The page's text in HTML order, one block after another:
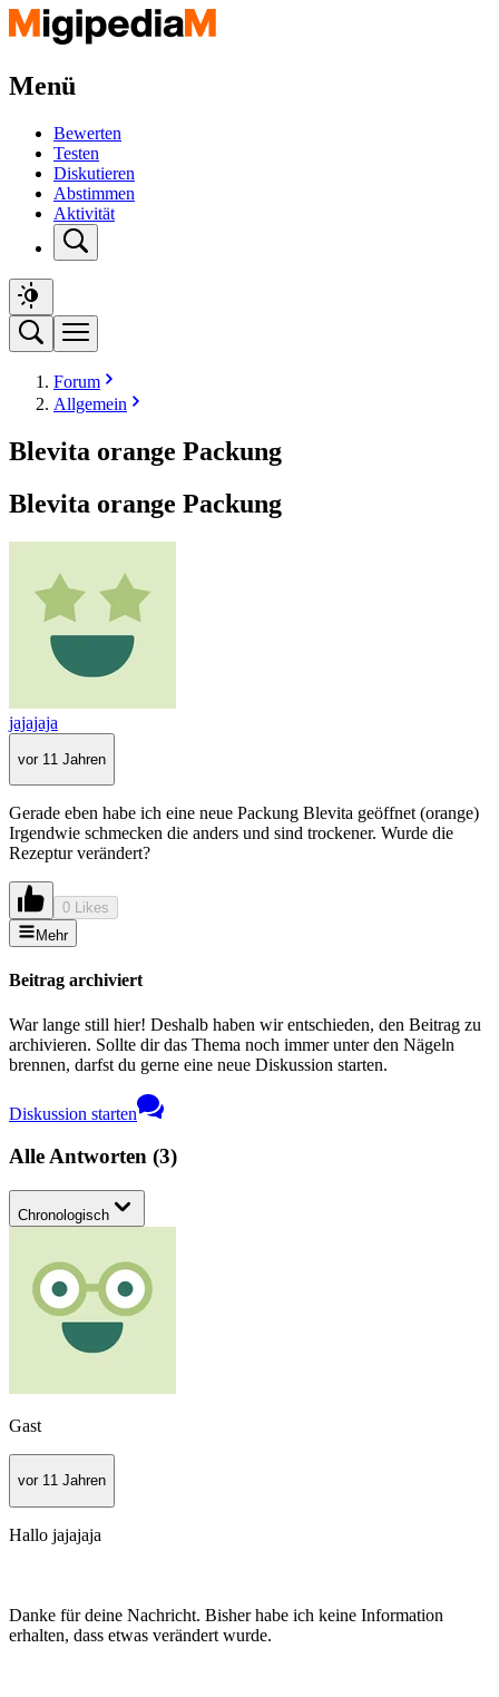
Menü
Bewerten
Testen
Diskutieren
Abstimmen
Aktivität
Forum
Allgemein
Blevita orange Packung
Blevita orange Packung
jajajaja
vor 11 Jahren
Gerade eben habe ich eine neue Packung Blevita geöffnet (orange)
Irgendwie schmecken die anders und sind trockener. Wurde die
Rezeptur verändert?
0 Likes
Mehr
Beitrag archiviert
War lange still hier! Deshalb haben wir entschieden, den Beitrag zu
archivieren. Sollte dir das Thema noch immer unter den Nägeln
brennen, darfst du gerne eine neue Diskussion starten.
Diskussion starten
Alle Antworten (3)
Chronologisch
Gast
vor 11 Jahren
Hallo jajajaja
Danke für deine Nachricht. Bisher habe ich keine Information
erhalten, dass etwas verändert wurde.